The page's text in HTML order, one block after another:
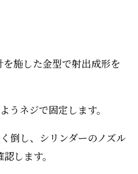
施した金型で射出成形を
うネジで固定します。
倒し、シリンダーのノズル
します。